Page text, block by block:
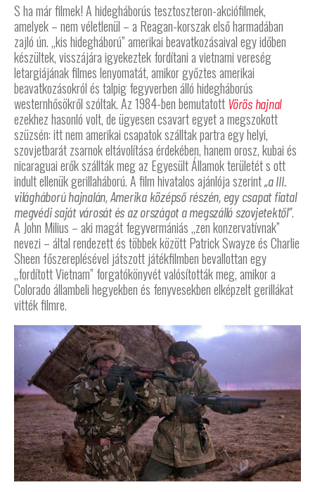
S ha már filmek! A hidegháborús tesztoszteron-akciófilmek,
amelyek – nem véletlenül – a Reagan-korszak első harmadában
zajló ún. „kis hidegháború” amerikai beavatkozásaival egy időben
készültek, visszájára igyekeztek fordítani a vietnami vereség
letargiájának filmes lenyomatát, amikor győztes amerikai
beavatkozásokról és talpig fegyverben álló hidegháborús
westernhősökről szóltak. Az 1984-ben bemutatott Vörös hajnal
ezekhez hasonló volt, de ügyesen csavart egyet a megszokott
szüzsén: itt nem amerikai csapatok szálltak partra egy helyi,
szovjetbarát zsarnok eltávolítása érdekében, hanem orosz, kubai és
nicaraguai erők szállták meg az Egyesült Államok területét s ott
indult ellenük gerillaháború. A film hivatalos ajánlója szerint„a III.
világháború hajnalán, Amerika középső részén, egy csapat fiatal
megvédi saját városát és az országot a megszálló szovjetektől”.
A John Milius – aki magát fegyvermániás „zen konzervatívnak”
nevezi – által rendezett és többek között Patrick Swayze és Charlie
Sheen főszereplésével játszott játékfilmben bevallottan egy
„fordított Vietnam” forgatókönyvét valósították meg, amikor a
Colorado állambeli hegyekben és fenyvesekben elképzelt gerillákat
vitték filmre.